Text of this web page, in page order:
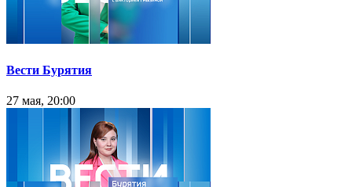
Вести Бурятия
27 мая, 20:00